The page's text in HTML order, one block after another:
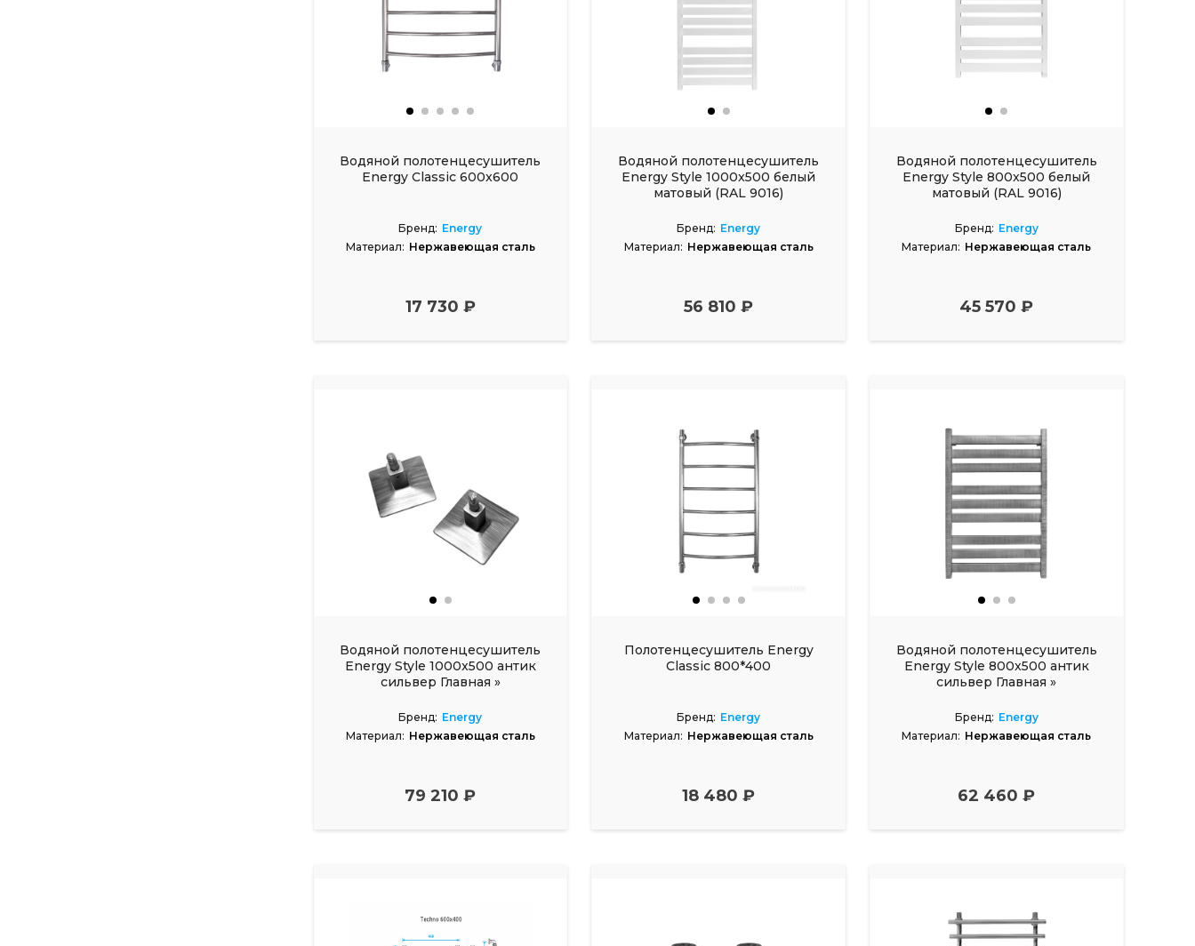
Водяной полотенцесушитель
Energy Classic 600x600
Бренд: Energy
Материал: Нержавеющая сталь
17 730 ₽
Водяной полотенцесушитель
Energy Style 1000x500 белый
матовый (RAL 9016)
Бренд: Energy
Материал: Нержавеющая сталь
56 810 ₽
Водяной полотенцесушитель
Energy Style 800x500 белый
матовый (RAL 9016)
Бренд: Energy
Материал: Нержавеющая сталь
45 570 ₽
Водяной полотенцесушитель
Energy Style 1000x500 антик
сильвер Главная »
Бренд: Energy
Материал: Нержавеющая сталь
79 210 ₽
Полотенцесушитель Energy
Classic 800*400
Бренд: Energy
Материал: Нержавеющая сталь
18 480 ₽
Водяной полотенцесушитель
Energy Style 800x500 антик
сильвер Главная »
Бренд: Energy
Материал: Нержавеющая сталь
62 460 ₽